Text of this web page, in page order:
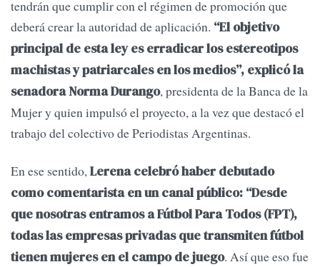
tendrán que cumplir con el régimen de promoción que
deberá crear la autoridad de aplicación. “El objetivo
principal de esta ley es erradicar los estereotipos
machistas y patriarcales en los medios”, explicó la
senadora Norma Durango, presidenta de la Banca de la
Mujer y quien impulsó el proyecto, a la vez que destacó el
trabajo del colectivo de Periodistas Argentinas.
En ese sentido,Lerena celebró haber debutado
como comentarista en un canal público: “Desde
que nosotras entramos a Fútbol Para Todos (FPT),
todas las empresas privadas que transmiten fútbol
tienen mujeres en el campo de juego. Así que eso fue